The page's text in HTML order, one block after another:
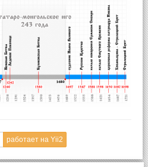
работает на Yii2